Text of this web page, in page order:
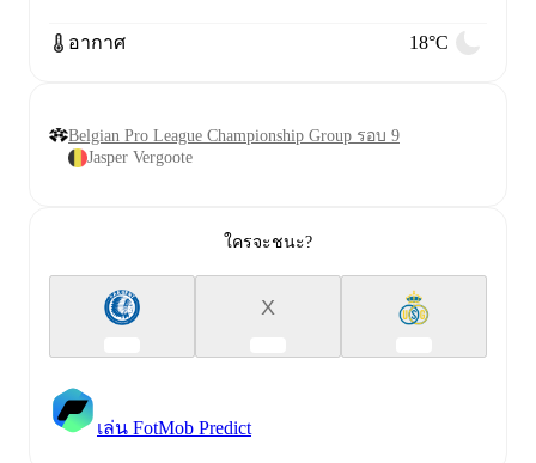
อากาศ 18°C
Belgian Pro League Championship Group รอบ 9
Jasper Vergoote
ใครจะชนะ?
X
เล่น FotMob Predict